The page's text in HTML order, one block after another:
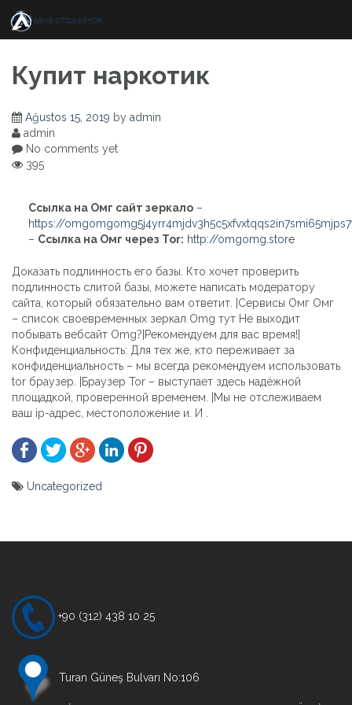
content
Купит наркотик
Ağustos 15, 2019 by admin
admin
No comments yet
395
Ссылка на Омг сайт зеркало –
https://
– Ссылка на Омг через Tor: http://omgomg.store
Доказать подлинность его базы. Кто хочет проверить
подлинность слитой базы, можете написать модератору
сайта, который обязательно вам ответит. |Сервисы Омг Омг
– список своевременных зеркал Omg тут Не выходит
побывать вебсайт Omg?|Рекомендуем для вас время!|
Конфиденциальность: Для тех же, кто переживает за
конфиденциальность – мы всегда рекомендуем использовать
tor браузер. |Браузер Tor – выступает здесь надёжной
площадкой, проверенной временем. |Мы не отслеживаем
ваш ip-адрес, местоположение и. И .
Uncategorized
+90 (312) 438 10 25
Turan Güneş Bulvarı No:106